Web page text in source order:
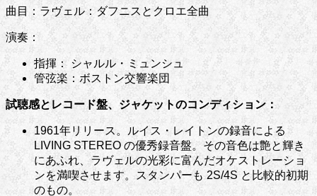
曲目：ラヴェル：ダフニスとクロエ全曲
演奏：
指揮： シャルル・ミュンシュ
管弦楽：ボストン交響楽団
試聴感とレコード盤、ジャケットのコンディション：
1961年リリース。ルイス・レイトンの録音による
LIVING STEREO の優秀録音盤。その音色は艶と輝き
にあふれ、ラヴェルの光彩に富んだオケストレーショ
ンを満喫させます。スタンパーも 2S/4S と比較的初期
のもの。